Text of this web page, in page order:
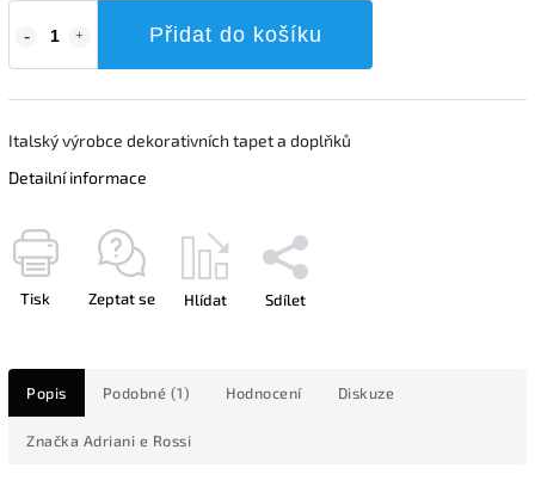
Přidat do košíku
Italský výrobce dekorativních tapet a doplňků
Detailní informace
Tisk Zeptat se Hlídat Sdílet
Popis Podobné (1) Hodnocení Diskuze
Značka Adriani e Rossi